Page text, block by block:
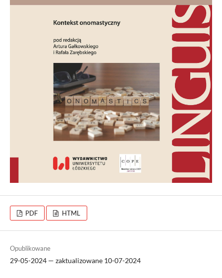
PDF HTML
Opublikowane
29-05-2024 — zaktualizowane 10-07-2024